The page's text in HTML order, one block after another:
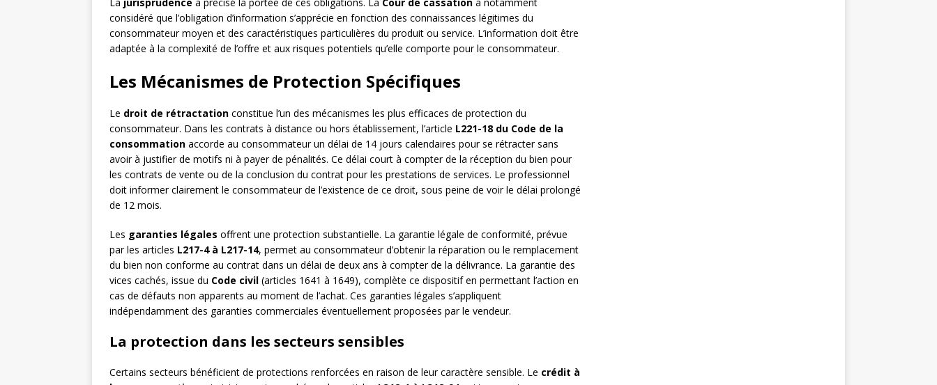
considéré que l’obligation d’information s’apprécie en fonction des connaissances légitimes du
consommateur moyen et des caractéristiques particulières du produit ou service. L’information doit être
adaptée à la complexité de l’offre et aux risques potentiels qu’elle comporte pour le consommateur.
Les Mécanismes de Protection Spécifiques
Le droit de rétractation constitue l’un des mécanismes les plus efficaces de protection du
consommateur. Dans les contrats à distance ou hors établissement, l’article L221-18 du Code de la
consommation accorde au consommateur un délai de 14 jours calendaires pour se rétracter sans
avoir à justifier de motifs ni à payer de pénalités. Ce délai court à compter de la réception du bien pour
les contrats de vente ou de la conclusion du contrat pour les prestations de services. Le professionnel
doit informer clairement le consommateur de l’existence de ce droit, sous peine de voir le délai prolongé
de 12 mois.
Les garanties légales offrent une protection substantielle. La garantie légale de conformité, prévue
par les articles L217-4 à L217-14, permet au consommateur d’obtenir la réparation ou le remplacement
du bien non conforme au contrat dans un délai de deux ans à compter de la délivrance. La garantie des
vices cachés, issue du Code civil (articles 1641 à 1649), complète ce dispositif en permettant l’action en
cas de défauts non apparents au moment de l’achat. Ces garanties légales s’appliquent
indépendamment des garanties commerciales éventuellement proposées par le vendeur.
La protection dans les secteurs sensibles
Certains secteurs bénéficient de protections renforcées en raison de leur caractère sensible. Le crédit à